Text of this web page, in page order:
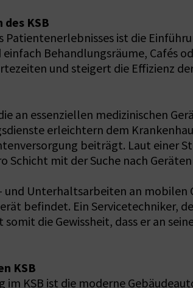
KSB
Patientenerlebnisses ist die
Behandlungsräume,
und steigert die Effizienz
an essenziellen medizinischen
erleichtern dem
beiträgt. Laut einer
Schicht mit der Suche nach
und Unterhaltsarbeiten an
befindet. Ein Servicetechniker,
die Gewissheit, dass er an
KSB
KSB ist die moderne